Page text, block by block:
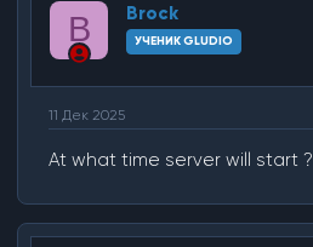
B Brock
УЧЕНИК GLUDIO
11 Дек 2025
At what time server will start ?